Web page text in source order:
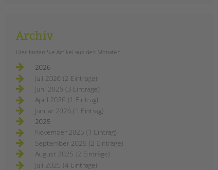
Archiv
Hier finden Sie Artikel aus den Monaten
2026
Juli 2026 (2 Einträge)
Juni 2026 (3 Einträge)
April 2026 (1 Eintrag)
Januar 2026 (1 Eintrag)
2025
November 2025 (1 Eintrag)
September 2025 (2 Einträge)
August 2025 (2 Einträge)
Juli 2025 (4 Einträge)